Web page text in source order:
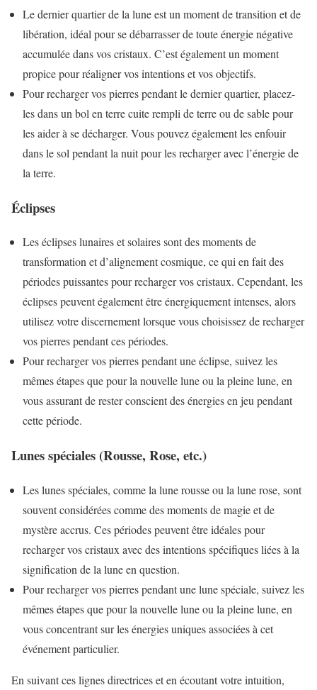
Le dernier quartier de la lune est un moment de transition et de
libération, idéal pour se débarrasser de toute énergie négative
accumulée dans vos cristaux. C’est également un moment
propice pour réaligner vos intentions et vos objectifs.
Pour recharger vos pierres pendant le dernier quartier, placez-
les dans un bol en terre cuite rempli de terre ou de sable pour
les aider à se décharger. Vous pouvez également les enfouir
dans le sol pendant la nuit pour les recharger avec l’énergie de
la terre.
Éclipses
Les éclipses lunaires et solaires sont des moments de
transformation et d’alignement cosmique, ce qui en fait des
périodes puissantes pour recharger vos cristaux. Cependant, les
éclipses peuvent également être énergiquement intenses, alors
utilisez votre discernement lorsque vous choisissez de recharger
vos pierres pendant ces périodes.
Pour recharger vos pierres pendant une éclipse, suivez les
mêmes étapes que pour la nouvelle lune ou la pleine lune, en
vous assurant de rester conscient des énergies en jeu pendant
cette période.
Lunes spéciales (Rousse, Rose, etc.)
Les lunes spéciales, comme la lune rousse ou la lune rose, sont
souvent considérées comme des moments de magie et de
mystère accrus. Ces périodes peuvent être idéales pour
recharger vos cristaux avec des intentions spécifiques liées à la
signification de la lune en question.
Pour recharger vos pierres pendant une lune spéciale, suivez les
mêmes étapes que pour la nouvelle lune ou la pleine lune, en
vous concentrant sur les énergies uniques associées à cet
événement particulier.
En suivant ces lignes directrices et en écoutant votre intuition,